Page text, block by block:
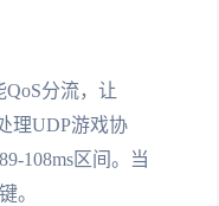
分流，让
理UDP游戏协
108ms区间。当
。